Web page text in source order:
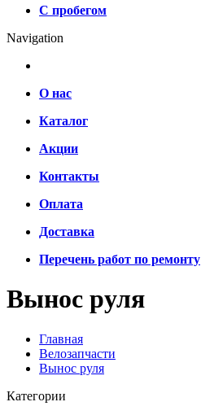
С пробегом
Navigation
О нас
Каталог
Акции
Контакты
Оплата
Доставка
Перечень работ по ремонту
Вынос руля
Главная
Велозапчасти
Вынос руля
Категории